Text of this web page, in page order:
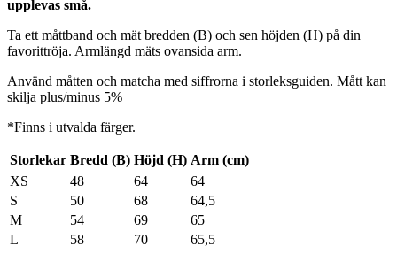
upplevas små.
Ta ett måttband och mät bredden (B) och sen höjden (H) på din
favorittröja. Armlängd mäts ovansida arm.
Använd måtten och matcha med siffrorna i storleksguiden. Mått kan
skilja plus/minus 5%
*Finns i utvalda färger.
Storlekar Bredd (B) Höjd (H) Arm (cm)
XS
48 64
64
S
50 68
64,5
M
54 69
65
L
58 70
65,5